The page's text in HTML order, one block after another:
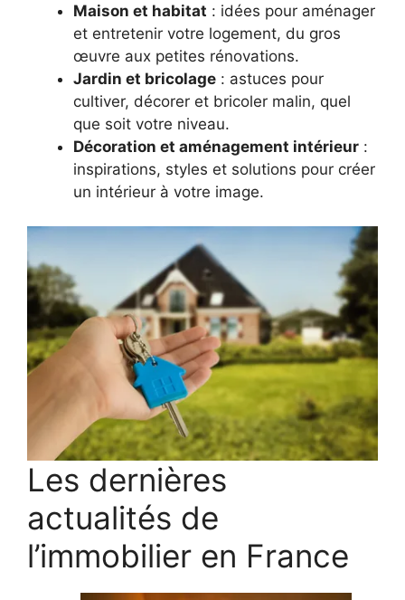
Maison et habitat : idées pour aménager
et entretenir votre logement, du gros
œuvre aux petites rénovations.
Jardin et bricolage : astuces pour
cultiver, décorer et bricoler malin, quel
que soit votre niveau.
Décoration et aménagement intérieur :
inspirations, styles et solutions pour créer
un intérieur à votre image.
Les dernières
actualités de
l’immobilier en France